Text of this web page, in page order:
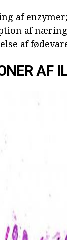
af enzymer;
af
af
AF